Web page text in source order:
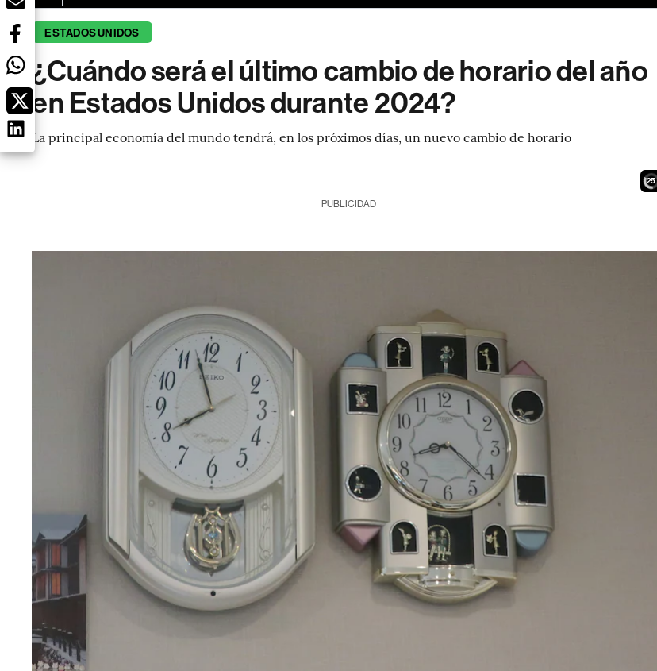
ESTADOS UNIDOS
¿Cuándo será el último cambio de horario del año
en Estados Unidos durante 2024?
La principal economía del mundo tendrá, en los próximos días, un nuevo cambio de horario
23
PUBLICIDAD